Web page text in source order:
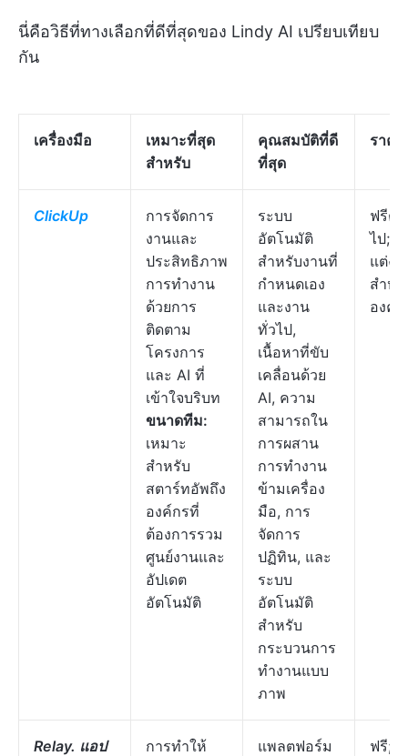
นี่คือวิธีที่ทางเลือกที่ดีที่สุดของ Lindy AI เปรียบเทียบ
กัน
เครื่องมือ
เหมาะที่สุด
สำหรับ
คุณสมบัติที่ดี
ที่สุด
ราคา
ClickUp
การจัดการ
งานและ
ประสิทธิภาพ
การทำงาน
ด้วยการ
ติดตาม
โครงการ
และ AI ที่
เข้าใจบริบท
ขนาดทีม:
เหมาะ
สำหรับ
สตาร์ทอัพถึง
องค์กรที่
ต้องการรวม
ศูนย์งานและ
อัปเดต
อัตโนมัติ
ระบบ
อัตโนมัติ
สำหรับงานที่
กำหนดเอง
และงาน
ทั่วไป,
เนื้อหาที่ขับ
เคลื่อนด้วย
AI, ความ
สามารถใน
การผสาน
การทำงาน
ข้ามเครื่อง
มือ, การ
จัดการ
ปฏิทิน, และ
ระบบ
อัตโนมัติ
สำหรับ
กระบวนการ
ทำงานแบบ
ภาพ
ฟรีต
ไป; ป
แต่งไ
สำห
องค์ก
Relay. แอป
การทำให้
แพลตฟอร์ม
ฟรี; เ